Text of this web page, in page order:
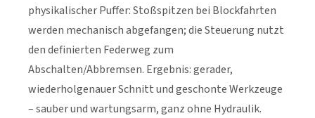
physikalischer Puffer: Stoßspitzen bei Blockfahrten
werden mechanisch abgefangen; die Steuerung nutzt
den definierten Federweg zum
Abschalten/Abbremsen. Ergebnis: gerader,
wiederholgenauer Schnitt und geschonte Werkzeuge
– sauber und wartungsarm, ganz ohne Hydraulik.